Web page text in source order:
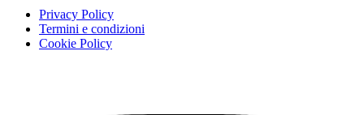
Privacy Policy
Termini e condizioni
Cookie Policy